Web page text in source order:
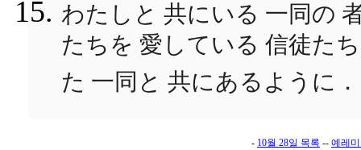
わたしと 共にいる 一同の
たちを 愛している 信徒た
た 一同と 共にあるように．
- 10월 28일 목록 -- 예레